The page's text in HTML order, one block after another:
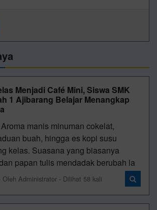
Menjadi Café Mini, Siswa SMK
1 Ajibarang Belajar Menangkap
manis minuman cokelat,
buah, hingga es kopi susu
kelas. Suasana yang biasanya
papan tulis mendadak berubah la
Administrator - Dilihat 58 kali